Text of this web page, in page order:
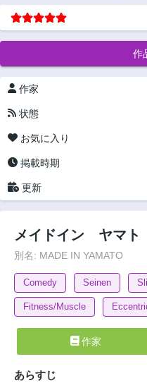
作
作家
状態
お気に入り
掲載時期
更新
メイドイン ヤマト
別名: MADE IN YAMATO
Comedy Seinen
Fitness/Muscle
作家
あらすじ